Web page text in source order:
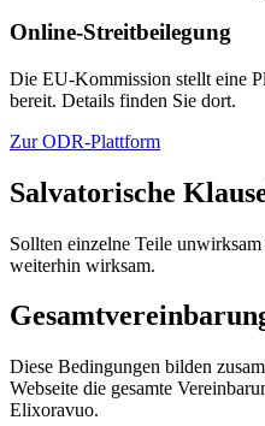
Online-Streitbeilegung
Die EU-Kommission stellt eine
bereit. Details finden Sie dort.
Zur ODR-Plattform
Salvatorische
Sollten einzelne Teile
weiterhin wirksam.
Diese Bedingungen bilden
Webseite die gesamte
Elixoravuo.